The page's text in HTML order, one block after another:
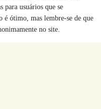
para usuários que se
é ótimo, mas lembre-se de que
no site.